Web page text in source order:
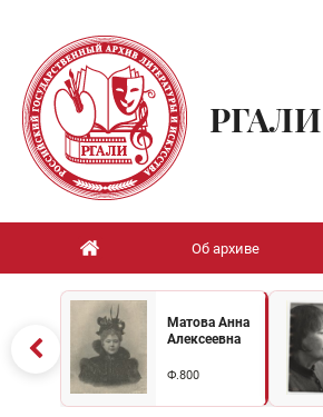
РГАЛИ
Об архиве
Матова Анна
Алексеевна
Ф.800